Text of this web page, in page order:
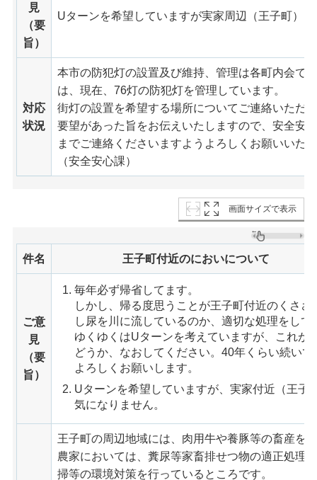
見
（要
旨）
Uターンを希望していますが実家周辺（王子町）
対応
状況
本市の防犯灯の設置及び維持、管理は各町内会で
は、現在、76灯の防犯灯を管理しています。
街灯の設置を希望する場所についてご連絡いただ
要望があった旨をお伝えいたしますので、安全安
までご連絡くださいますようよろしくお願いいた
（安全安心課）
画面サイズで表示
件名 王子町付近のにおいについて
ご意
見
（要
旨）
毎年必ず帰省してます。
しかし、帰る度思うことが王子町付近のくさ
し尿を川に流しているのか、適切な処理をし
ゆくゆくはUターンを考えていますが、これが
どうか、なおしてください。40年くらい続い
よろしくお願いします。
Uターンを希望していますが、実家付近（王子
気になりません。
王子町の周辺地域には、肉用牛や養豚等の畜産を
農家においては、糞尿等家畜排せつ物の適正処理
掃等の環境対策を行っているところです。